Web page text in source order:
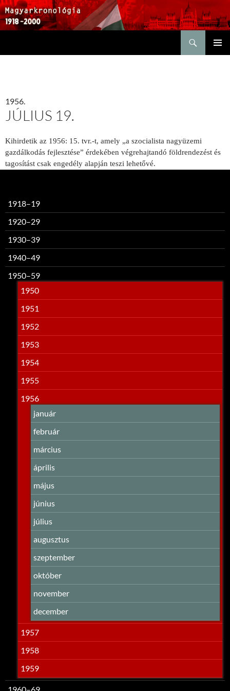
1956.
JÚLIUS 19.
Kihirdetik az 1956: 15. tvr.-t, amely „a szocialista nagyüzemi
gazdálkodás fejlesztése” érdekében végrehajtandó földrendezést és
tagosítást csak engedély alapján teszi lehetővé.
1918–19
1920–29
1930–39
1940–49
1950–59
1950
1951
1952
1953
1954
1955
1956
január
február
március
április
május
június
július
augusztus
szeptember
október
november
december
1957
1958
1959